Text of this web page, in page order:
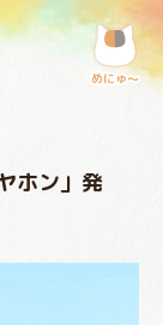
めにゅ〜
ホン」発